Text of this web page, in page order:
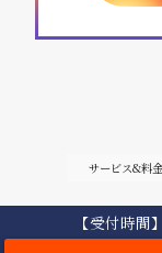
【受付時
サービス&料金